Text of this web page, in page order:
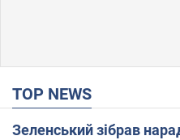
TOP NEWS
Зеленський зібрав